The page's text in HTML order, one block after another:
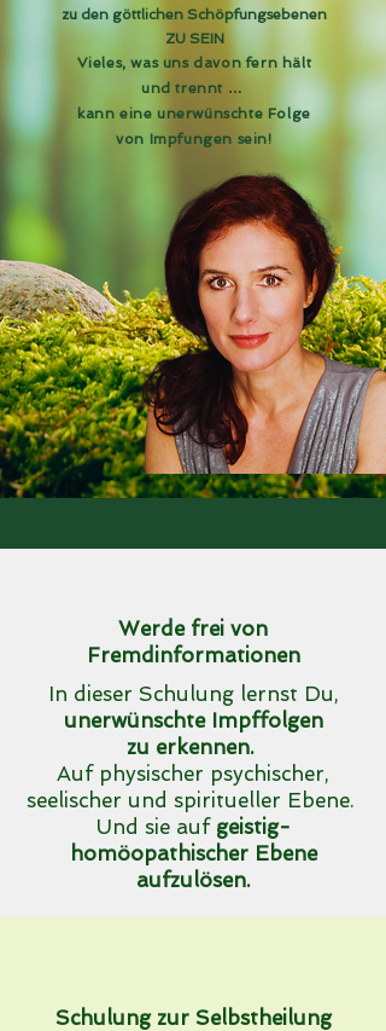
zu den göttlichen Schöpfungsebenen
ZU SEIN
Vieles, was uns davon fern hält
und trennt …
kann eine unerwünschte Folge
von Impfungen sein!
Werde frei von
Fremdinformationen
In dieser Schulung lernst Du,
unerwünschte Impffolgen
zu erkennen.
Auf physischer psychischer,
seelischer und spiritueller Ebene.
Und sie auf geistig-
homöopathischer Ebene
aufzulösen.
Schulung zur Selbstheilung